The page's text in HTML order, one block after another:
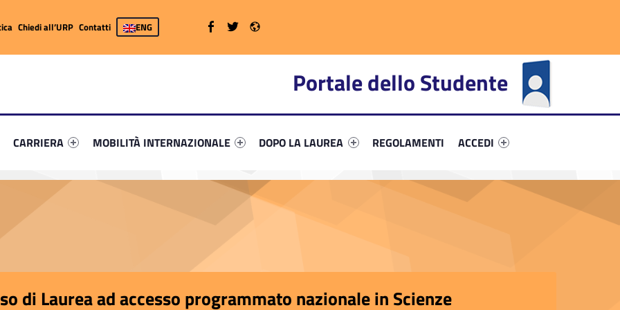
Portale dello Studente
69704-7
#link-menu-primary-27871-26
Link identifier #link-menu-primary-89194-37
CARRIERA
Link identifier #link-menu-primary-41116-52
MOBILITÀ INTERNAZIONALE
Link identifier #link-menu-primary-21859-66
DOPO LA LAUREA
Link identifier #link-menu-primary-15487-72
REGOLAMENTI
Link identifier #link-menu-
ACCEDI
Chiedi all’URP Contatti ENG WebMan on FacebookWebMan on Twitter
di Laurea ad accesso programmato nazionale in Scienze